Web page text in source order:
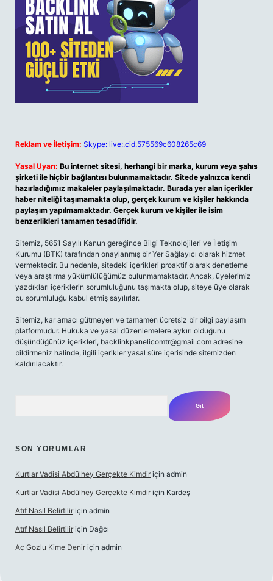
Reklam ve İletişim: Skype: live:.cid.575569c608265c69
Yasal Uyarı: Bu internet sitesi, herhangi bir marka, kurum veya şahıs
şirketi ile hiçbir bağlantısı bulunmamaktadır. Sitede yalnızca kendi
hazırladığımız makaleler paylaşılmaktadır. Burada yer alan içerikler
haber niteliği taşımamakta olup, gerçek kurum ve kişiler hakkında
paylaşım yapılmamaktadır. Gerçek kurum ve kişiler ile isim
benzerlikleri tamamen tesadüfidir.
Sitemiz, 5651 Sayılı Kanun gereğince Bilgi Teknolojileri ve İletişim
Kurumu (BTK) tarafından onaylanmış bir Yer Sağlayıcı olarak hizmet
vermektedir. Bu nedenle, sitedeki içerikleri proaktif olarak denetleme
veya araştırma yükümlülüğümüz bulunmamaktadır. Ancak, üyelerimiz
yazdıkları içeriklerin sorumluluğunu taşımakta olup, siteye üye olarak
bu sorumluluğu kabul etmiş sayılırlar.
Sitemiz, kar amacı gütmeyen ve tamamen ücretsiz bir bilgi paylaşım
platformudur. Hukuka ve yasal düzenlemelere aykırı olduğunu
düşündüğünüz içerikleri, backlinkpanelicomtr@gmail.com adresine
bildirmeniz halinde, ilgili içerikler yasal süre içerisinde sitemizden
kaldırılacaktır.
SON YORUMLAR
Kurtlar Vadisi Abdülhey Gerçekte Kimdir için admin
Kurtlar Vadisi Abdülhey Gerçekte Kimdir için Kardeş
Atıf Nasıl Belirtilir için admin
Atıf Nasıl Belirtilir için Dağcı
Ac Gozlu Kime Denir için admin